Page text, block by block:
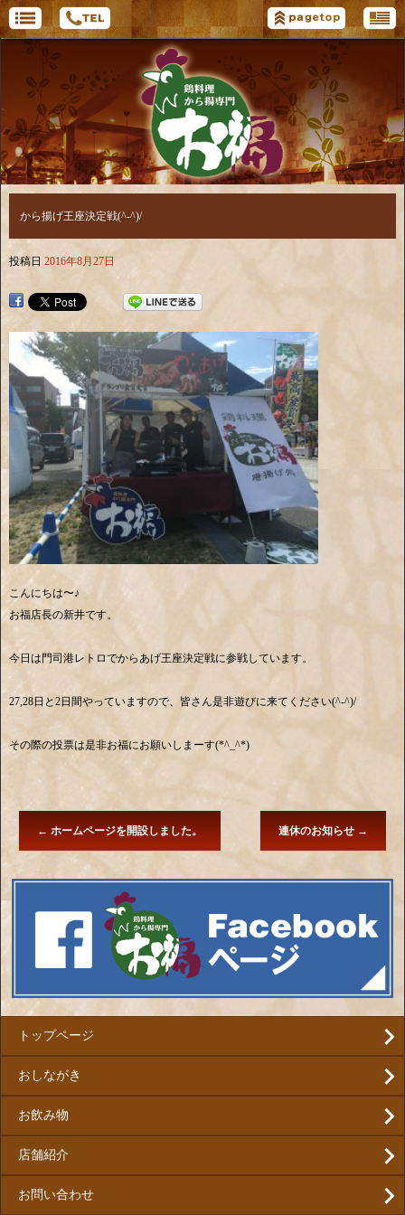
から揚げ王座決定戦(^-^)/
投稿日 2016年8月27日
こんにちは〜♪
お福店長の新井です。
今日は門司港レトロでからあげ王座決定戦に参戦しています。
27,28日と2日間やっていますので、皆さん是非遊びに来てください(^-^)/
その際の投票は是非お福にお願いしまーす(*^_^*)
← ホームページを開設しました。 連休のお知らせ →
トップページ
おしながき
お飲み物
店舗紹介
お問い合わせ